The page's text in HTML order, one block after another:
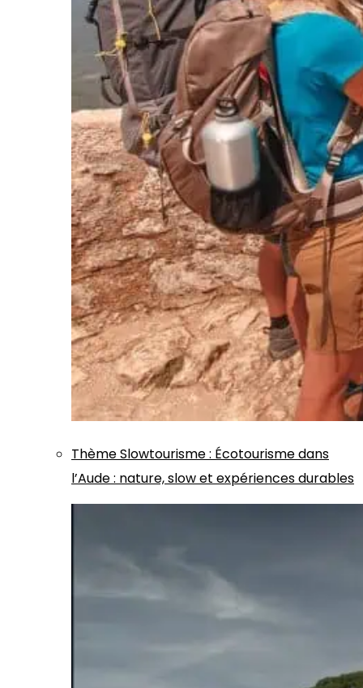
ThèmeSlowtourisme: Écotourisme dans
l’Aude : nature, slow et expériences durables